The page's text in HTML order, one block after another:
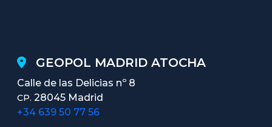
GEOPOL MADRID ATOCHA
Calle de las Delicias nº 8
CP. 28045 Madrid
+34 639 50 77 56